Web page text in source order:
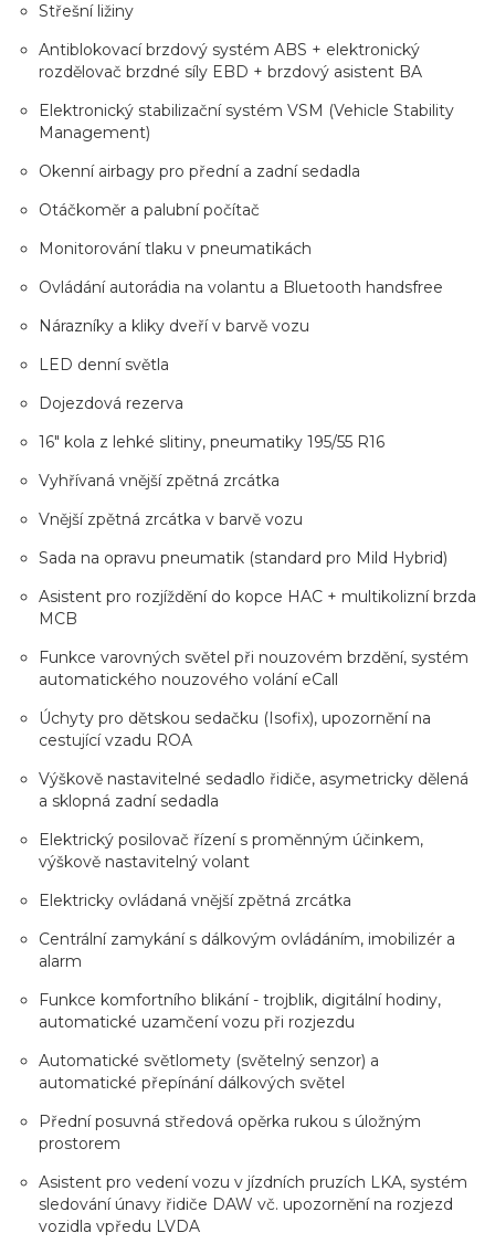
Střešní ližiny
Antiblokovací brzdový systém ABS + elektronický
rozdělovač brzdné síly EBD + brzdový asistent BA
Elektronický stabilizační systém VSM (Vehicle Stability
Management)
Okenní airbagy pro přední a zadní sedadla
Otáčkoměr a palubní počítač
Monitorování tlaku v pneumatikách
Ovládání autorádia na volantu a Bluetooth handsfree
Nárazníky a kliky dveří v barvě vozu
LED denní světla
Dojezdová rezerva
16" kola z lehké slitiny, pneumatiky 195/55 R16
Vyhřívaná vnější zpětná zrcátka
Vnější zpětná zrcátka v barvě vozu
Sada na opravu pneumatik (standard pro Mild Hybrid)
Asistent pro rozjíždění do kopce HAC + multikolizní brzda
MCB
Funkce varovných světel při nouzovém brzdění, systém
automatického nouzového volání eCall
Úchyty pro dětskou sedačku (Isofix), upozornění na
cestující vzadu ROA
Výškově nastavitelné sedadlo řidiče, asymetricky dělená
a sklopná zadní sedadla
Elektrický posilovač řízení s proměnným účinkem,
výškově nastavitelný volant
Elektricky ovládaná vnější zpětná zrcátka
Centrální zamykání s dálkovým ovládáním, imobilizér a
alarm
Funkce komfortního blikání - trojblik, digitální hodiny,
automatické uzamčení vozu při rozjezdu
Automatické světlomety (světelný senzor) a
automatické přepínání dálkových světel
Přední posuvná středová opěrka rukou s úložným
prostorem
Asistent pro vedení vozu v jízdních pruzích LKA, systém
sledování únavy řidiče DAW vč. upozornění na rozjezd
vozidla vpředu LVDA